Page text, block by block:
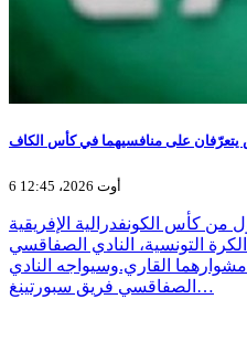
6 أوت 2026، 12:45
من كأس الكونفدرالية الإفريقية
التونسية، النادي الصفاقسي
القاري.وسيواجه النادي
الصفاقسي فريق سبورتينغ…